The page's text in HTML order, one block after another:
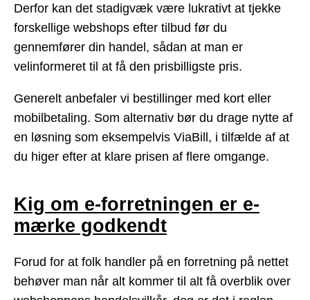
Derfor kan det stadigvæk være lukrativt at tjekke
forskellige webshops efter tilbud før du
gennemfører din handel, sådan at man er
velinformeret til at få den prisbilligste pris.
Generelt anbefaler vi bestillinger med kort eller
mobilbetaling. Som alternativ bør du drage nytte af
en løsning som eksempelvis ViaBill, i tilfælde af at
du higer efter at klare prisen af flere omgange.
Kig om e-forretningen er e-
mærke godkendt
Forud for at folk handler på en forretning på nettet
behøver man når alt kommer til alt få overblik over